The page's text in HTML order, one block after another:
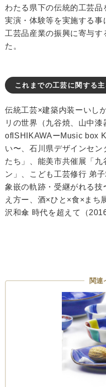
わたる県下の伝統的工芸
実演・体験等を実施する
工芸品産業の振興に寄与
た。
これまでの工芸に関する
伝統工芸×建築内装ーいし
リの世界（九谷焼、山中
ofISHIKAWAーMusic box
い〜、石川県デザインセ
たち」、能美市共催展「
ン」、こども工芸修行 弟
象嵌の軌跡・受継がれる
え方ー、酒×ひと×食×まち
沢和傘 時代を超えて（
関連